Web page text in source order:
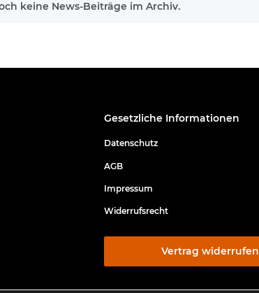
keine News-Beiträge im Archiv.
Gesetzliche Informationen
Datenschutz
AGB
Impressum
Widerrufsrecht
Vertrag widerrufen